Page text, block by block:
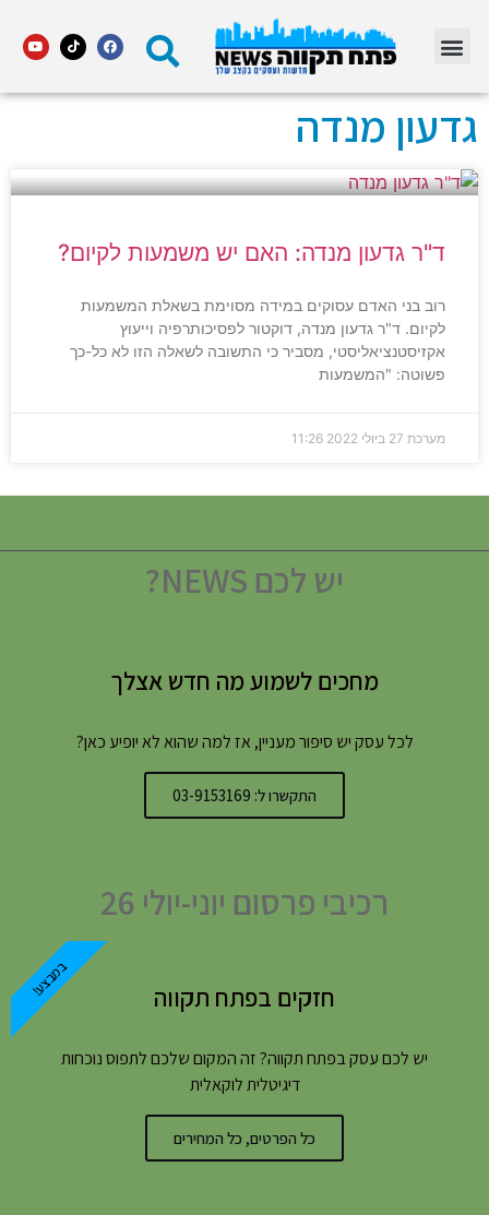
גדעון מנדה
ד"ר גדעון מנדה: האם יש משמעות לקיום?
רוב בני האדם עסוקים במידה מסוימת בשאלת המשמעות
לקיום. ד"ר גדעון מנדה, דוקטור לפסיכותרפיה וייעוץ
אקזיסטנציאליסטי, מסביר כי התשובה לשאלה הזו לא כל-כך
פשוטה: "המשמעות
מערכת 27 ביולי 2022 11:26
יש לכם NEWS?
מחכים לשמוע מה חדש אצלך
לכל עסק יש סיפור מעניין, אז למה שהוא לא יופיע כאן?
התקשרו ל: 03-9153169
רכיבי פרסום יוני-יולי 26
חזקים בפתח תקווה
יש לכם עסק בפתח תקווה? זה המקום שלכם לתפוס נוכחות
דיגיטלית לוקאלית
כל הפרטים, כל המחירים
במבצע!